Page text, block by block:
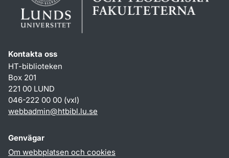
Kontakta oss
HT-biblioteken
Box 201
221 00 LUND
046-222 00 00 (vxl)
webbadmin@htbibl.lu.se
Genvägar
Om webbplatsen och cookies